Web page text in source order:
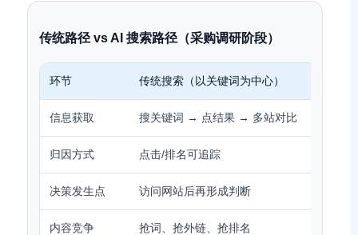
传统路径 vs AI 搜索路径（采购调研阶段）
环节 传统搜索（以关键词为中心）
信息获取 搜关键词 → 点结果 → 多站对比
归因方式 点击/排名可追踪
决策发生点 访问网站后再形成判断
内容竞争 抢词、抢外链、抢排名